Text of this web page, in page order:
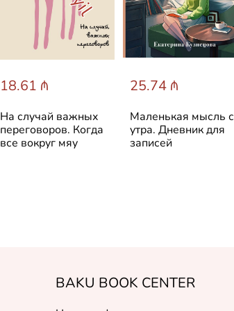
18.61 ₼
На случай важных
переговоров. Когда
все вокруг мяу
25.74 ₼
Маленькая мысль с
утра. Дневник для
записей
BAKU BOOK CENTER